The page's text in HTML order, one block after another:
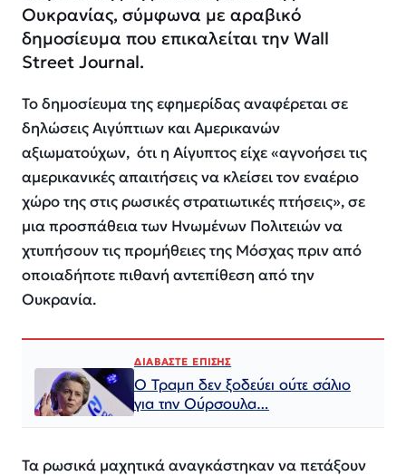
Ουκρανίας, σύμφωνα με αραβικό
δημοσίευμα που επικαλείται την Wall
Street Journal.
Το δημοσίευμα της εφημερίδας αναφέρεται σε
δηλώσεις Αιγύπτιων και Αμερικανών
αξιωματούχων, ότι η Αίγυπτος είχε «αγνοήσει τις
αμερικανικές απαιτήσεις να κλείσει τον εναέριο
χώρο της στις ρωσικές στρατιωτικές πτήσεις», σε
μια προσπάθεια των Ηνωμένων Πολιτειών να
χτυπήσουν τις προμήθειες της Μόσχας πριν από
οποιαδήποτε πιθανή αντεπίθεση από την
Ουκρανία.
ΔΙΑΒΑΣΤΕ ΕΠΙΣΗΣ
Ο Τραμπ δεν ξοδεύει ούτε σάλιο
για την Ούρσουλα…
Τα ρωσικά μαχητικά αναγκάστηκαν να πετάξουν